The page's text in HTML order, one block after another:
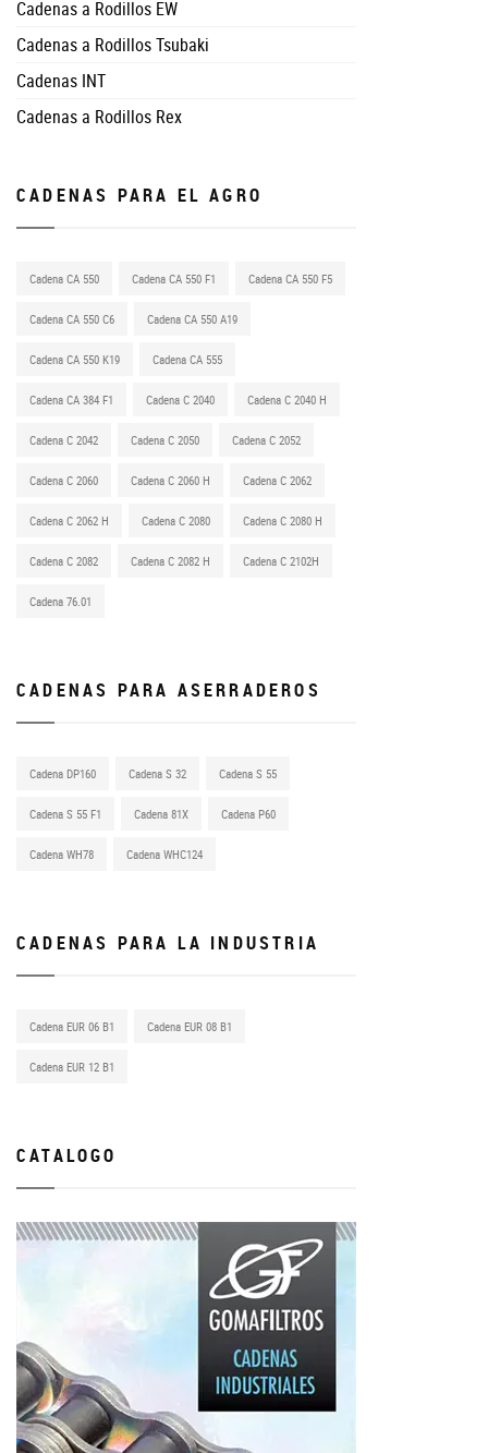
Cadenas a Rodillos EW
Cadenas a Rodillos Tsubaki
Cadenas INT
Cadenas a Rodillos Rex
CADENAS PARA EL AGRO
Cadena CA 550 Cadena CA 550 F1 Cadena CA 550 F5
Cadena CA 550 C6 Cadena CA 550 A19
Cadena CA 550 K19 Cadena CA 555
Cadena CA 384 F1 Cadena C 2040 Cadena C 2040 H
Cadena C 2042 Cadena C 2050 Cadena C 2052
Cadena C 2060 Cadena C 2060 H Cadena C 2062
Cadena C 2062 H Cadena C 2080 Cadena C 2080 H
Cadena C 2082 Cadena C 2082 H Cadena C 2102H
Cadena 76.01
CADENAS PARA ASERRADEROS
Cadena DP160 Cadena S 32 Cadena S 55
Cadena S 55 F1 Cadena 81X Cadena P60
Cadena WH78 Cadena WHC124
CADENAS PARA LA INDUSTRIA
Cadena EUR 06 B1 Cadena EUR 08 B1
Cadena EUR 12 B1
CATALOGO